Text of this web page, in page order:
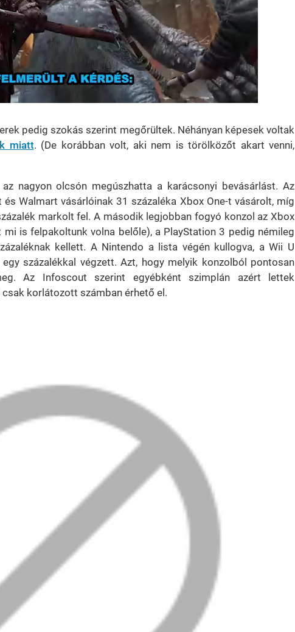
pedig szokás szerint megőrültek. Néhányan képesek voltak
miatt. (De korábban volt, aki nem is törölközőt akart venni,
nagyon olcsón megúszhatta a karácsonyi bevásárlást. Az
Walmart vásárlóinak 31 százaléka Xbox One-t vásárolt, míg
markolt fel. A második legjobban fogyó konzol az Xbox
is felpakoltunk volna belőle), a PlayStation 3 pedig némileg
kellett. A Nintendo a lista végén kullogva, a Wii U
százalékkal végzett. Azt, hogy melyik konzolból pontosan
Az Infoscout szerint egyébként szimplán azért lettek
korlátozott számban érhető el.